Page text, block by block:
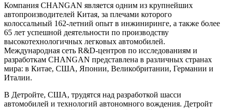
Компания CHANGAN является одним из крупнейших
автопроизводителей Китая, за плечами которого
колоссальный 162-летний опыт в инжиниринге, а также более
65 лет успешной деятельности по производству
высокотехнологичных легковых автомобилей.
Международная сеть R&D-центров по исследованиям и
разработкам CHANGAN представлена в различных странах
мира: в Китае, США, Японии, Великобритании, Германии и
Италии.
В Детройте, США, трудятся над разработкой шасси
автомобилей и технологий автономного вождения. Детройт